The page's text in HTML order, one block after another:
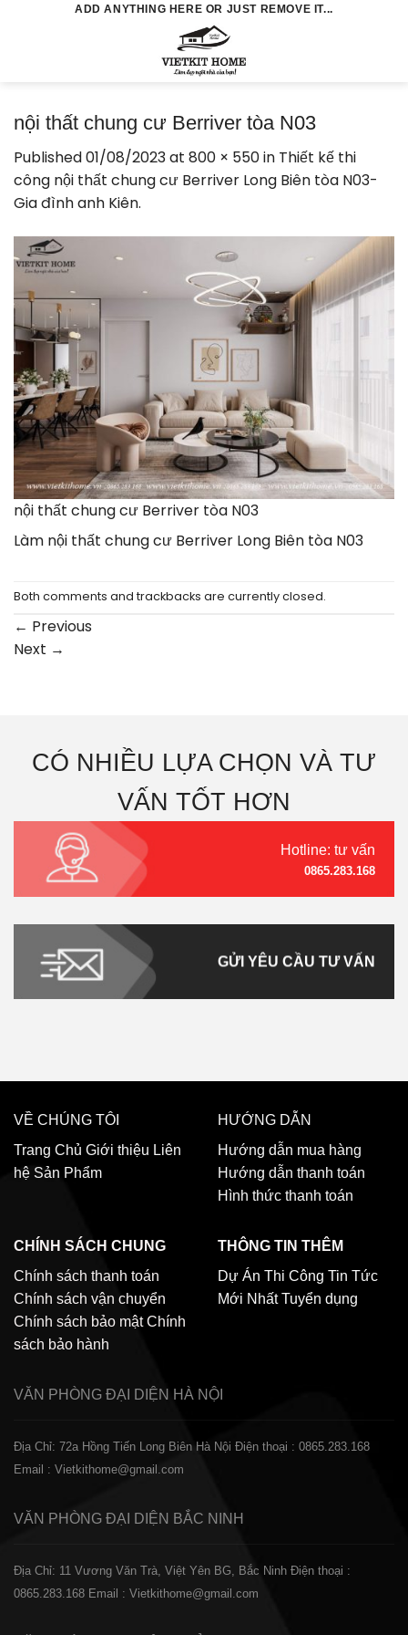
ADD ANYTHING HERE OR JUST REMOVE IT...
nội thất chung cư Berriver tòa N03
Published01/08/2023at 800 × 550in Thiết kế thi
công nội thất chung cư Berriver Long Biên tòa N03-
Gia đình anh Kiên.
nội thất chung cư Berriver tòa N03
Làm nội thất chung cư Berriver Long Biên tòa N03
Both comments and trackbacks are currently closed.
← Previous
Next →
CÓ NHIỀU LỰA CHỌN VÀ TƯ
VẤN TỐT HƠN
Hotline: tư vấn
0865.283.168
GỬI YÊU CẦU TƯ VẤN
VỀ CHÚNG TÔI
Trang Chủ Giới thiệu Liên
hệ Sản Phẩm
HƯỚNG DẪN
Hướng dẫn mua hàng
Hướng dẫn thanh toán
Hình thức thanh toán
CHÍNH SÁCH CHUNG
Chính sách thanh toán
Chính sách vận chuyển
Chính sách bảo mật Chính
sách bảo hành
THÔNG TIN THÊM
Dự Án Thi Công Tin Tức
Mới Nhất Tuyển dụng
VĂN PHÒNG ĐẠI DIỆN HÀ NỘI
Địa Chỉ: 72a Hồng Tiến Long Biên Hà Nội Điện thoại : 0865.283.168
Email : Vietkithome@gmail.com
VĂN PHÒNG ĐẠI DIỆN BẮC NINH
Địa Chỉ: 11 Vương Văn Trà, Việt Yên BG, Bắc Ninh Điện thoại :
0865.283.168 Email : Vietkithome@gmail.com